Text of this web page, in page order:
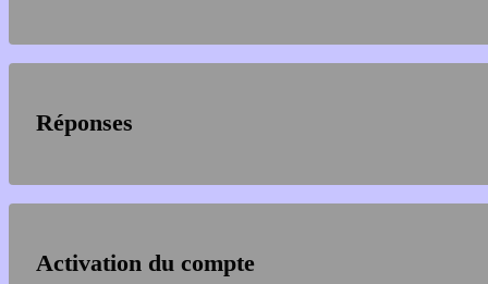
Réponses
Activation du compte